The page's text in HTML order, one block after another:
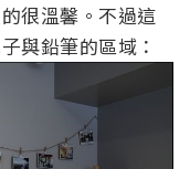
很溫馨。不過這
與鉛筆的區域：